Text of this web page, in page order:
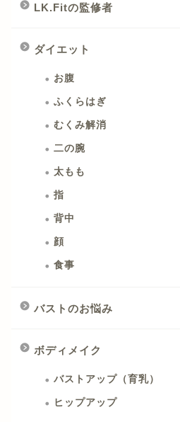
LK.Fitの監修者
ダイエット
お腹
ふくらはぎ
むくみ解消
二の腕
太もも
指
背中
顔
食事
バストのお悩み
ボディメイク
バストアップ（育乳）
ヒップアップ